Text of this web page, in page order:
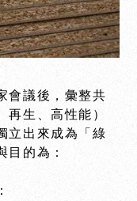
會議後，彙整共
再生、高性能）
立出來成為「綠
目的為：